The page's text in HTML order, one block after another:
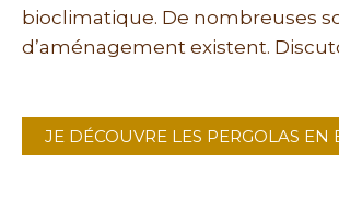
bioclimatique. De nombreuses
d’aménagement existent.
JE DÉCOUVRE LES PERGOLAS EN